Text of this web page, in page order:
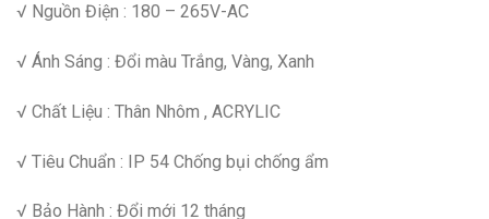
√ Nguồn Điện : 180 – 265V-AC
√ Ánh Sáng : Đổi màu Trắng, Vàng, Xanh
√ Chất Liệu : Thân Nhôm , ACRYLIC
√ Tiêu Chuẩn : IP 54 Chống bụi chống ẩm
√ Bảo Hành : Đổi mới 12 tháng